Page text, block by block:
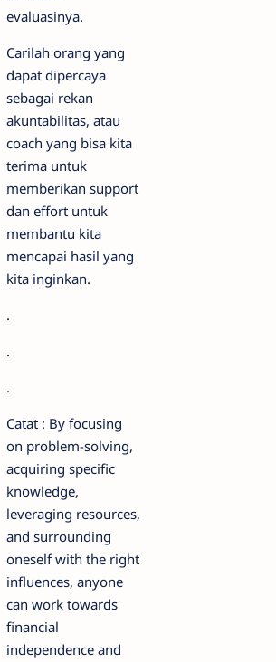
evaluasinya.
Carilah orang yang
dapat dipercaya
sebagai rekan
akuntabilitas, atau
coach yang bisa kita
terima untuk
memberikan support
dan effort untuk
membantu kita
mencapai hasil yang
kita inginkan.
.
.
.
Catat : By focusing
on problem-solving,
acquiring specific
knowledge,
leveraging resources,
and surrounding
oneself with the right
influences, anyone
can work towards
financial
independence and